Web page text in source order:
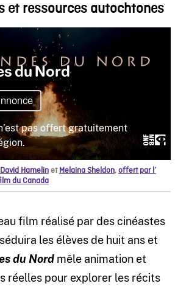
et ressources autochtones
David HamelinetMelaina Sheldon,offert par l’
du Canada
film réalisé par des cinéastes
les élèves de huit ans et
du Nord mêle animation et
réelles pour explorer les récits